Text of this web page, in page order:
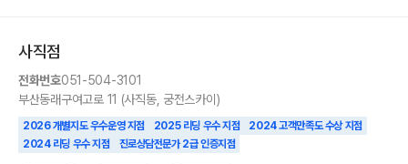
사직점
전화번호051-504-3101
부산동래구여고로 11 (사직동, 궁전스카이)
2026 개별지도 우수운영 지점 2025 리딩 우수 지점
2024 고객만족도 수상 지점
2024 리딩 우수 지점
진로상담전문가 2급 인증지점